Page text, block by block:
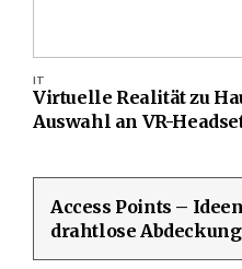
Virtuelle Realität zu
Auswahl an VR-
IT
Access Points –
drahtlose Abdeckung